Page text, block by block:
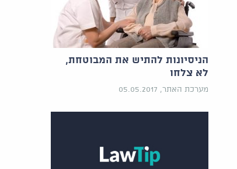
הניסיונות להתיש את המבוטחת,
לא צלחו
מערכת האתר, 05.05.2017